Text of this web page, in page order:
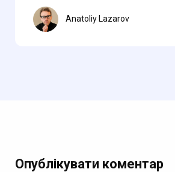
Anatoliy Lazarov
Опублікувати коментар